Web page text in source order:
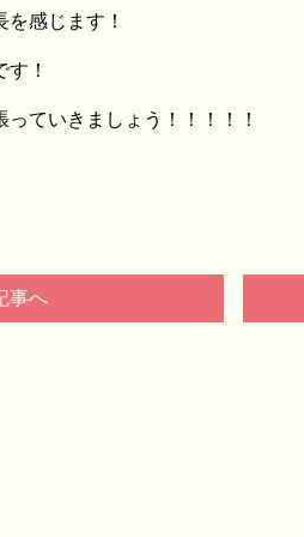
感じます！
！
ていきましょう！！！！！
事へ